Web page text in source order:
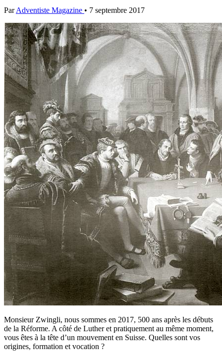
Par Adventiste Magazine • 7 septembre 2017
Monsieur Zwingli, nous sommes en 2017, 500 ans après les débuts
de la Réforme. A côté de Luther et pratiquement au même moment,
vous êtes à la tête d’un mouvement en Suisse. Quelles sont vos
origines, formation et vocation ?